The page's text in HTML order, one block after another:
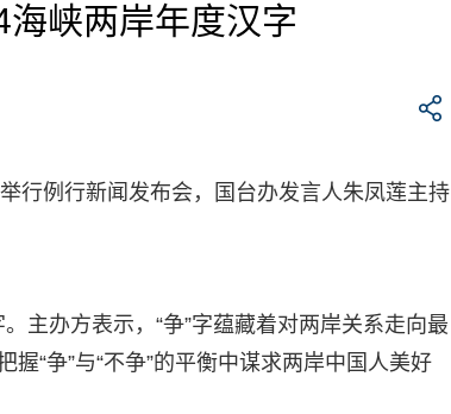
海峡两岸年度汉字
行例行新闻发布会，国台办发言人朱凤莲主持
主办方表示，“争”字蕴藏着对两岸关系走向最
握“争”与“不争”的平衡中谋求两岸中国人美好